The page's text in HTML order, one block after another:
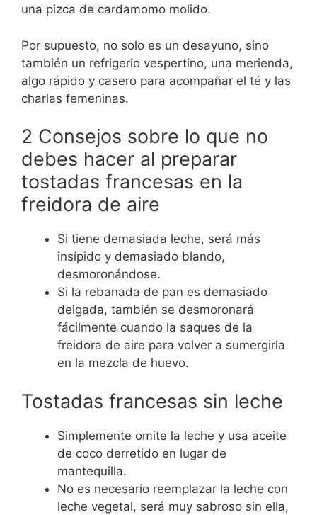
una pizca de cardamomo molido.
Por supuesto, no solo es un desayuno, sino
también un refrigerio vespertino, una merienda,
algo rápido y casero para acompañar el té y las
charlas femeninas.
2 Consejos sobre lo que no
debes hacer al preparar
tostadas francesas en la
freidora de aire
Si tiene demasiada leche, será más
insípido y demasiado blando,
desmoronándose.
Si la rebanada de pan es demasiado
delgada, también se desmoronará
fácilmente cuando la saques de la
freidora de aire para volver a sumergirla
en la mezcla de huevo.
Tostadas francesas sin leche
Simplemente omite la leche y usa aceite
de coco derretido en lugar de
mantequilla.
No es necesario reemplazar la leche con
leche vegetal, será muy sabroso sin ella,